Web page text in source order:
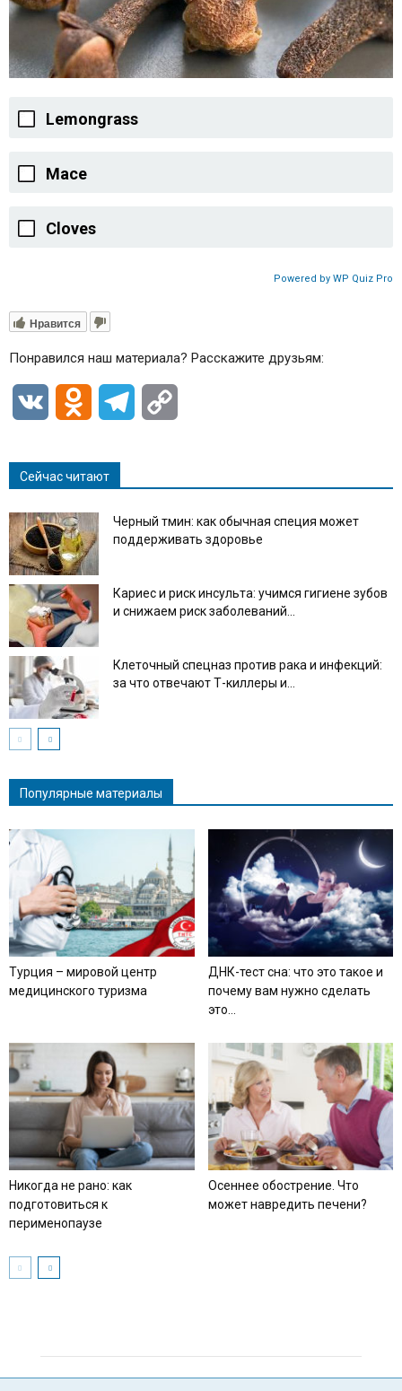
Lemongrass
Mace
Cloves
Powered by WP Quiz Pro
Нравится
Понравился наш материала? Расскажите друзьям:
VK Odnoklassniki
Telegram
Сейчас читают
Черный тмин: как обычная специя может
поддерживать здоровье
Кариес и риск инсульта: учимся гигиене зубов
и снижаем риск заболеваний...
Клеточный спецназ против рака и инфекций:
за что отвечают Т-киллеры и...
Популярные материалы
Турция – мировой центр
медицинского туризма
ДНК-тест сна: что это такое и
почему вам нужно сделать
это...
Никогда не рано: как
подготовиться к
перименопаузе
Осеннее обострение. Что
может навредить печени?